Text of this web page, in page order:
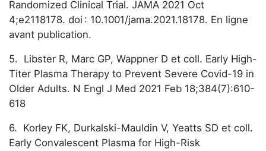
Randomized Clinical Trial. JAMA 2021 Oct
4;e2118178. doi : 10.1001/jama.2021.18178. En ligne
avant publication.
5. Libster R, Marc GP, Wappner D et coll. Early High-
Titer Plasma Therapy to Prevent Severe Covid-19 in
Older Adults. N Engl J Med 2021 Feb 18;384(7):610-
618
6. Korley FK, Durkalski-Mauldin V, Yeatts SD et coll.
Early Convalescent Plasma for High-Risk